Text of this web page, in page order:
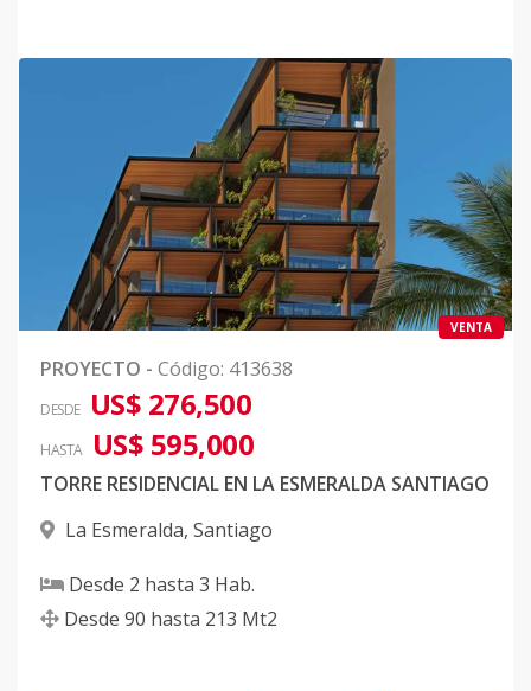
VENTA
PROYECTO - Código: 413638
DESDE US$ 276,500
HASTA US$ 595,000
TORRE RESIDENCIAL EN LA ESMERALDA SANTIAGO
La Esmeralda, Santiago
Desde 2 hasta 3 Hab.
Desde 90 hasta 213 Mt2